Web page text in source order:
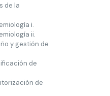
de la
i.
ii.
y gestión de
de
de